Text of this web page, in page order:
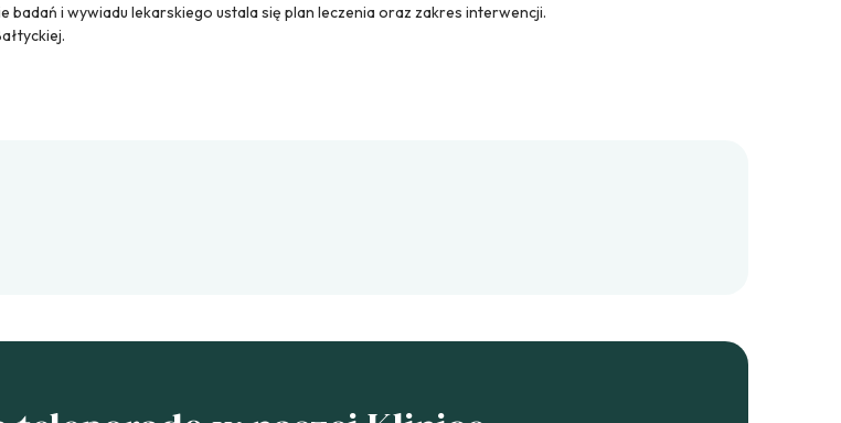
badań i wywiadu lekarskiego ustala się plan leczenia oraz zakres interwencji.